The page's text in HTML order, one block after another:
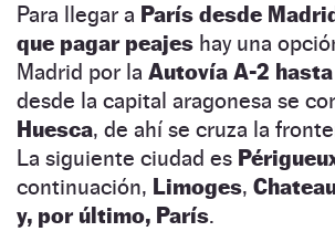
Para llegar a París desde
que pagar peajes hay una
Madrid por la Autovía A-2
desde la capital aragonesa se
Huesca, de ahí se cruza la
La siguiente ciudad es
continuación, Limoges,
y, por último, París.